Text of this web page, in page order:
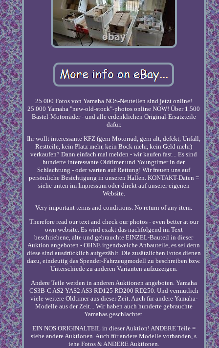
25.000 Fotos von Yamaha NOS-Neuteilen sind jetzt online!
25.000 Yamaha "new-old-stock"-photos online NOW! Über 1.500
Bastel-Motorräder - und alle erdenklichen Original-Ersatzteile
dafür.
Ihr wollt interessante KFZ (gern Motorrad, gern alt, defekt, Unfall,
Restteile, kein Platz mehr, kein Bock mehr, kein Geld mehr)
verkaufen? Dann einfach mal melden - wir kaufen fast... Es sind
hunderte interessante Oldtimer und Youngtimer in der
Schlachtung - oder warten auf Rettung! Wir freuen uns auf
persönliche Besichtigung in unseren Hallen. KONTAKT-Daten =
siehe unten im Impressum oder direkt auf unserer eigenen
Website.
Very important terms and conditions. No return of any item.
Therefore read our text and check our photos - even better at our
own website. Es wird exakt das nachfolgend im Text
beschriebene, alte und gebrauchte EINZEL-Bauteil in dieser
Auktion angeboten - OHNE irgendwelche Anbauteile, es sei denn
diese sind ausdrücklich aufgezählt. Die zusätzlichen Fotos dienen
dazu, eindeutig das Spender-Fahrzeugmodell zu beschreiben bzw.
Unterschiede zu anderen Varianten aufzuzeigen.
Andere Teile werden in anderen Auktionen angeboten. Yamaha
CS3B-C AS2 YAS2 AS3 RD125 RD200 RD250. Und vermutlich
viele weitere Oldtimer aus dieser Zeit. Auch für andere Yamaha-
Modelle aus der Zeit... Wir haben auch hunderte gebrauchte
Yamahas geschlachtet.
EIN NOS ORIGINALTEIL in dieser Auktion! ANDERE Teile =
siehe andere Auktionen. Auch für andere Modelle vorhanden, s
iehe Fotos & ANDERE Auktionen.